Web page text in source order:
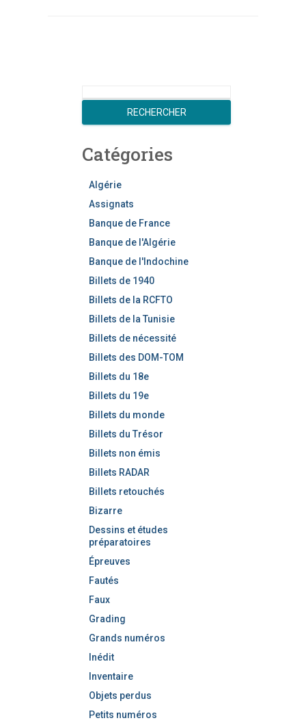
c
e
RECHERCHER
Catégories
Algérie
Assignats
Banque de France
Banque de l'Algérie
Banque de l'Indochine
Billets de 1940
Billets de la RCFTO
Billets de la Tunisie
Billets de nécessité
Billets des DOM-TOM
Billets du 18e
Billets du 19e
Billets du monde
Billets du Trésor
Billets non émis
Billets RADAR
Billets retouchés
Bizarre
Dessins et études
préparatoires
Épreuves
Fautés
Faux
Grading
Grands numéros
Inédit
Inventaire
Objets perdus
Petits numéros